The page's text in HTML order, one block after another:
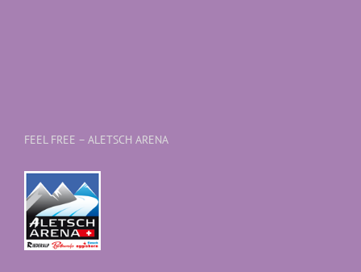
FEEL FREE – ALETSCH ARENA